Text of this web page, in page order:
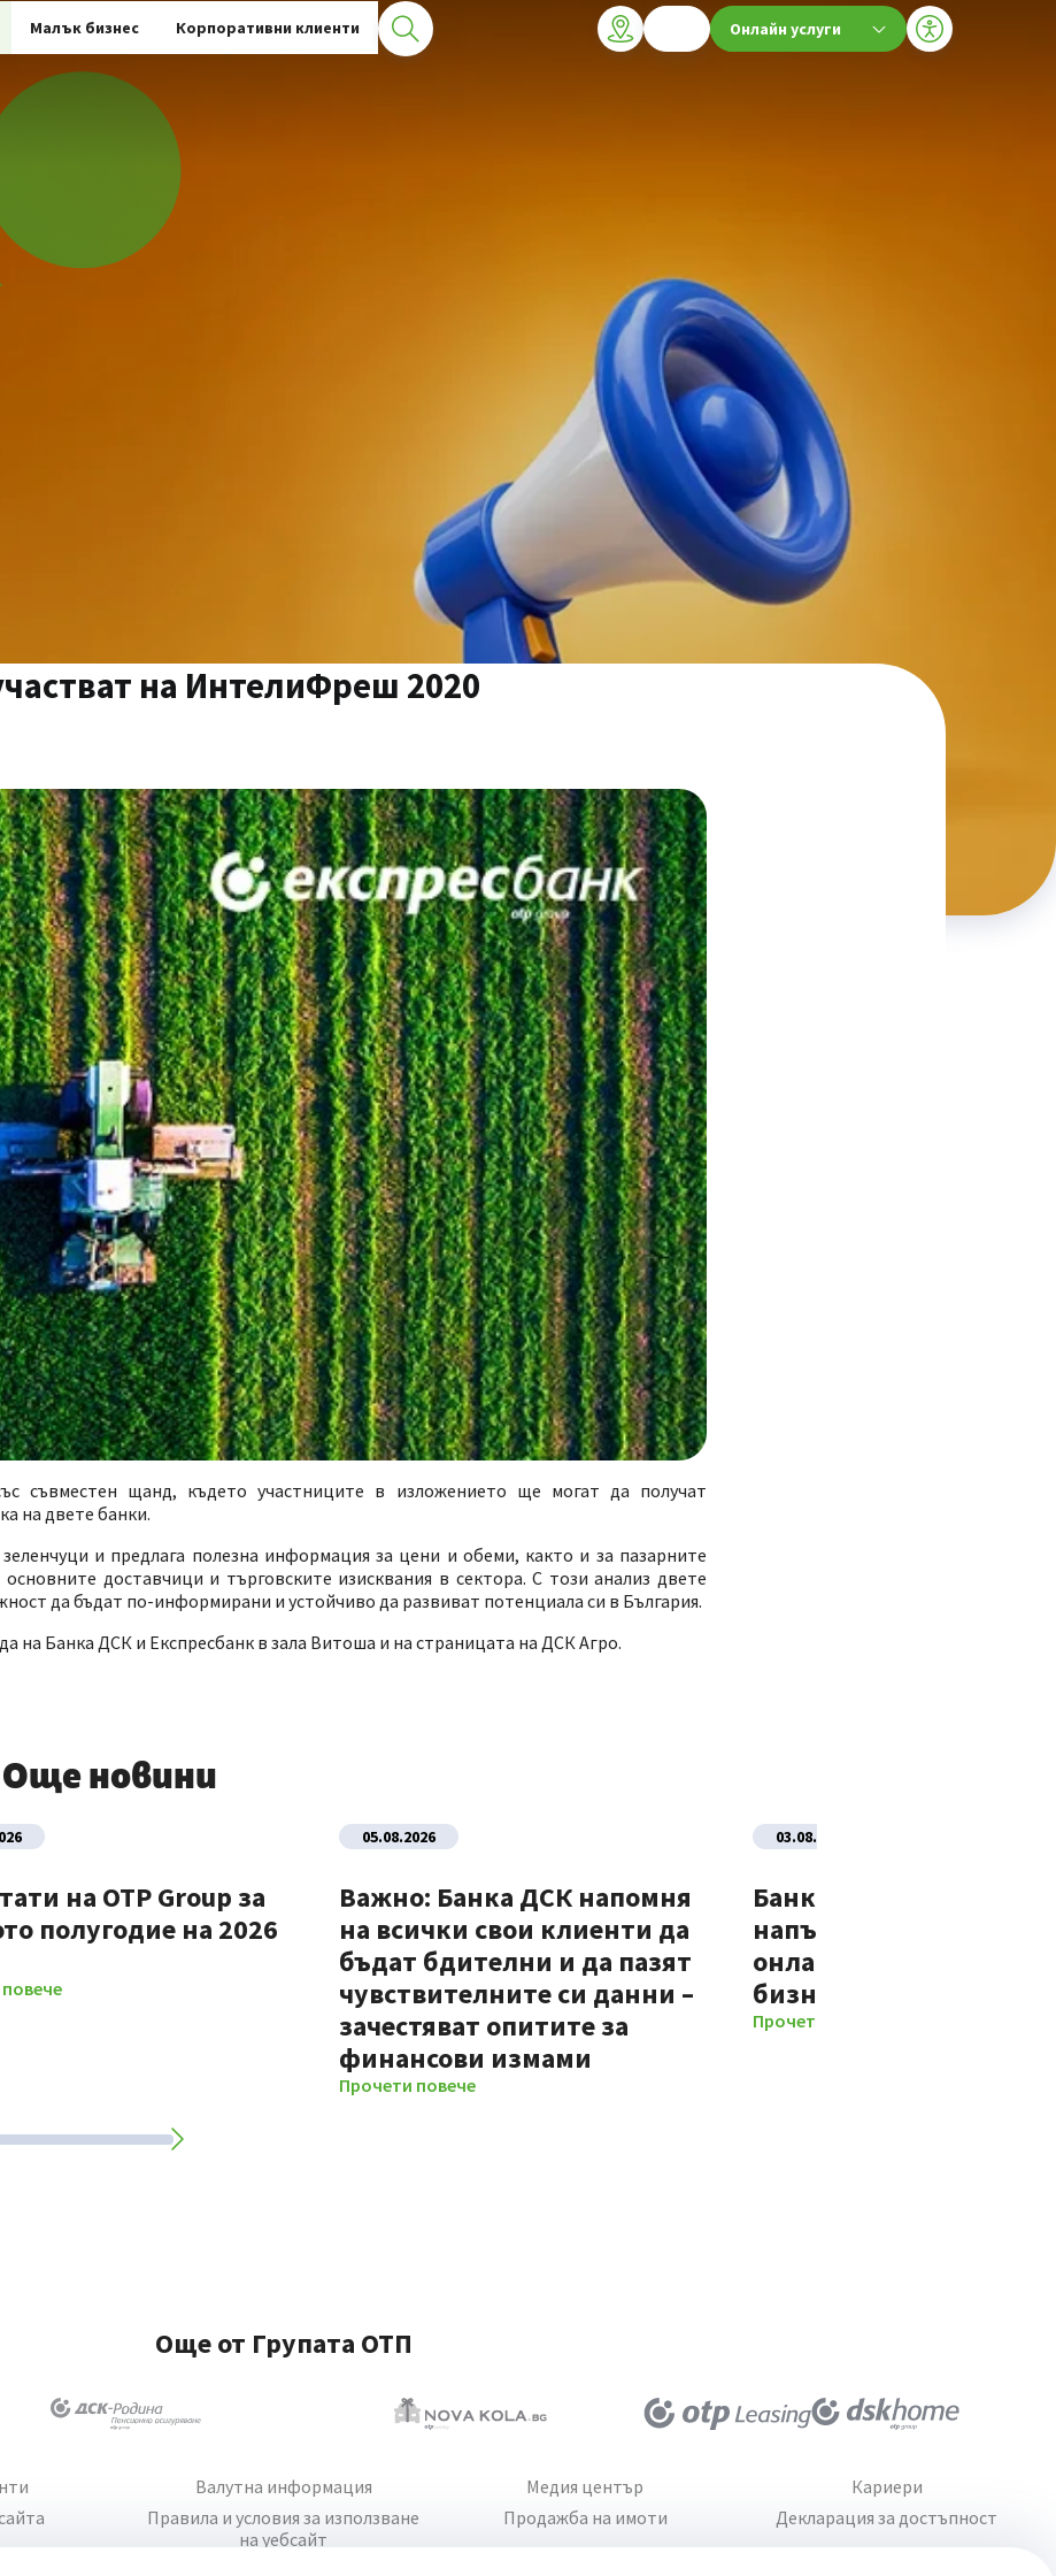
Малък бизнес Корпоративни клиенти Онлайн услуги
на ИнтелиФреш 2020
съвместен щанд, където участниците в изложението ще могат да получат
на двете банки.
и предлага полезна информация за цени и обеми, както и за пазарните
доставчици и търговските изисквания в сектора. С този анализ двете
да бъдат по-информирани и устойчиво да развиват потенциала си в България.
на Банка ДСК и Експресбанк в зала Витоша и на страницата на ДСК Агро.
Още новини
на OTP Group за
полугодие на 2026
05.08.2026
Важно: Банка ДСК напомня
на всички свои клиенти да
бъдат бдителни и да пазят
чувствителните си данни –
зачестяват опитите за
финансови измами
Прочети повече
03.08.2026
Банка ДСК стартира
напълно
онлайн процес за нови
бизнес клиенти
Прочети повече
Още от Групата ОТП
Валутна информация
Правила и условия за използване
на уебсайт
Медия център
Продажба на имоти
Кариери
Декларация за достъпност